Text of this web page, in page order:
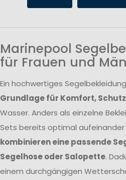
Marinepool
für Frauen und
Ein hochwertiges
Grundlage für Komfort,
Wasser. Anders als einzelne
Sets bereits optimal
kombinieren eine passende
Segelhose oder Salopette.
einem durchgängigen